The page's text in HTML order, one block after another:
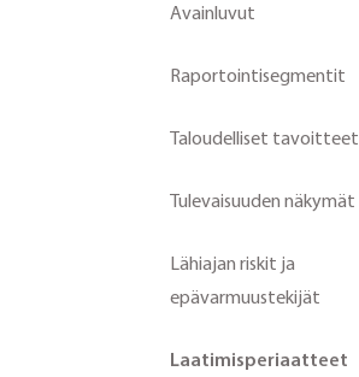
Avainluvut
Raportointisegmentit
Taloudelliset tavoitteet
Tulevaisuuden näkymät
Lähiajan riskit ja
epävarmuustekijät
Laatimisperiaatteet